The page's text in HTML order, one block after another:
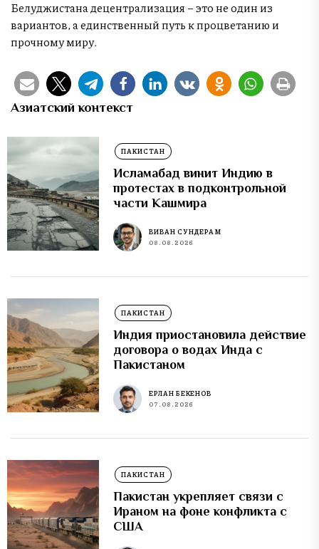
Белуджистана децентрализация – это не один из
вариантов, а единственный путь к процветанию и
прочному миру.
Азиатский контекст
ПАКИСТАН
Исламабад винит Индию в
протестах в подконтрольной
части Кашмира
ВИВАН СУНДЕРАМ
08.08.2026
ПАКИСТАН
Индия приостановила действие
договора о водах Инда с
Пакистаном
ЕРЛАН БЕКЕНОВ
07.08.2026
ПАКИСТАН
Пакистан укрепляет связи с
Ираном на фоне конфликта с
США